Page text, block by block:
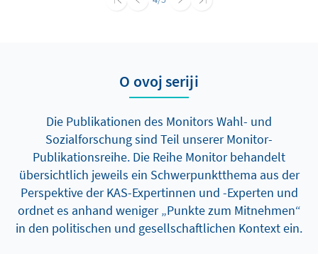
O ovoj seriji
Die Publikationen des Monitors Wahl- und
Sozialforschung sind Teil unserer Monitor-
Publikationsreihe. Die Reihe Monitor behandelt
übersichtlich jeweils ein Schwerpunktthema aus der
Perspektive der KAS-Expertinnen und -Experten und
ordnet es anhand weniger „Punkte zum Mitnehmen“
in den politischen und gesellschaftlichen Kontext ein.